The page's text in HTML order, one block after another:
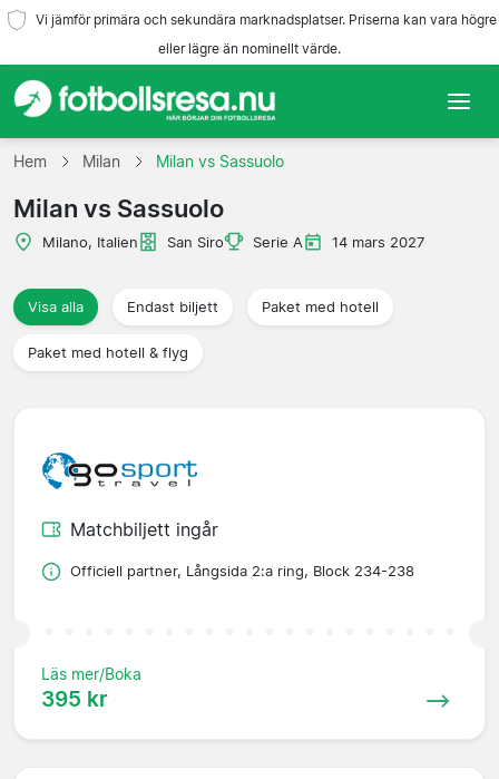
Vi jämför primära och sekundära marknadsplatser. Priserna kan vara högre
eller lägre än nominellt värde.
Hem
Lag
Resebyråer
Hem Milan Milan vs Sassuolo
Milan vs Sassuolo
Milano, Italien San Siro Serie A 14 mars 2027
Visa alla Endast biljett Paket med hotell
Paket med hotell & flyg
Matchbiljett ingår
Officiell partner, Långsida 2:a ring, Block 234-238
Läs mer/Boka
395 kr